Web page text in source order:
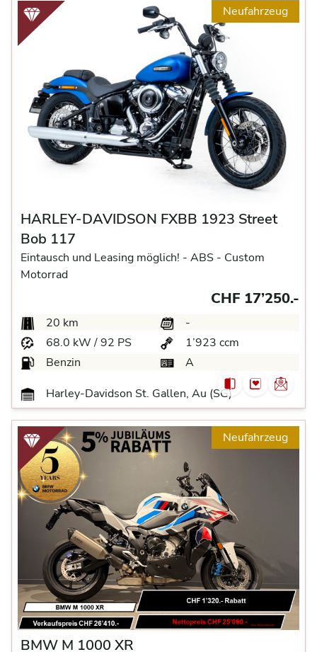
Neufahrzeug
HARLEY-DAVIDSON FXBB 1923 Street
Bob 117
Eintausch und Leasing möglich! - ABS - Custom
Motorrad
CHF 17’250.-
20 km
-
68.0 kW / 92 PS
1’923 ccm
Benzin
A
Harley-Davidson St. Gallen, Au (SG)
Neufahrzeug
BMW M 1000 XR